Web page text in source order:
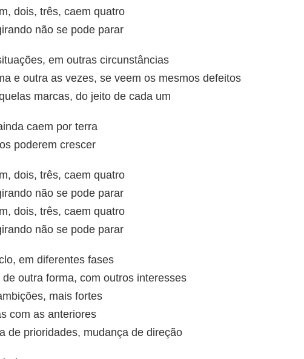
dois, três, caem quatro
não se pode parar
em outras circunstâncias
e outra as vezes, se veem os mesmos defeitos
marcas, do jeito de cada um
caem por terra
poderem crescer
dois, três, caem quatro
não se pode parar
dois, três, caem quatro
não se pode parar
em diferentes fases
de outra forma, com outros interesses
mais fortes
com as anteriores
de prioridades, mudança de direção